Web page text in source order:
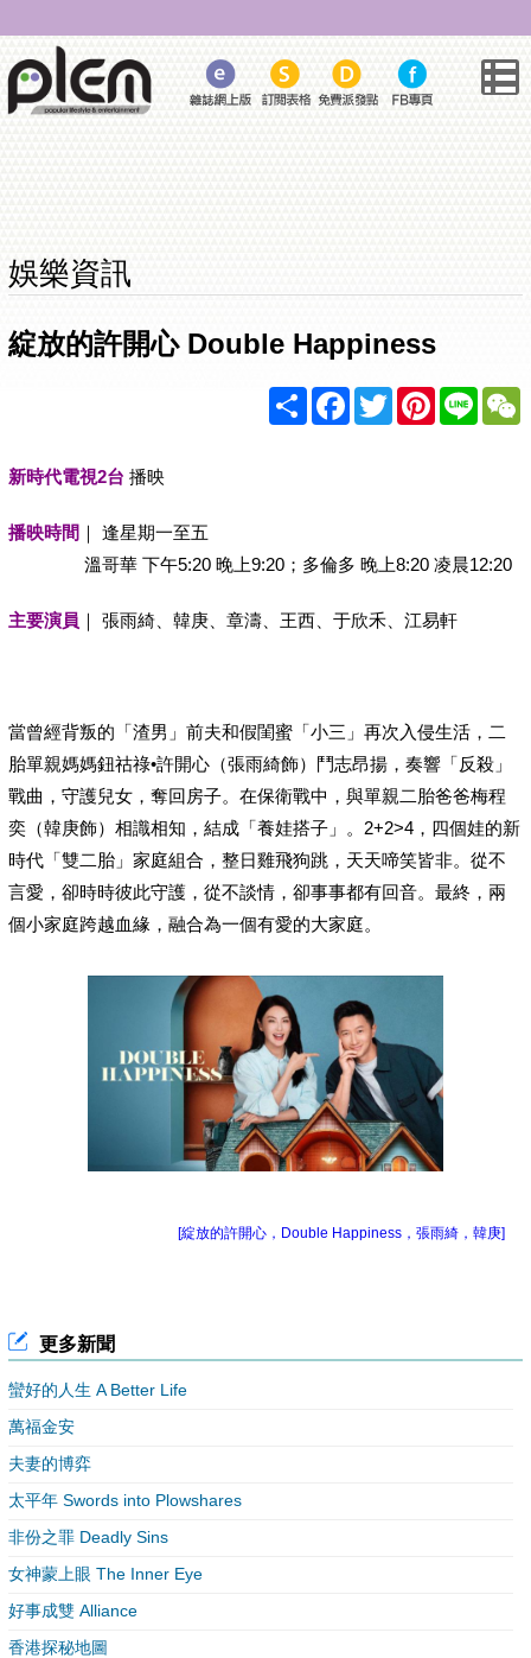
娛樂資訊
綻放的許開心 Double Happiness
ShareFacebook
TwitterPinterest
Line
新時代電視2台 播映
播映時間 ｜ 逢星期一至五
溫哥華 下午5:20 晚上9:20；多倫多 晚上8:20 凌晨12:20
主要演員 ｜ 張雨綺、韓庚、章濤、王西、于欣禾、江易軒
當曾經背叛的「渣男」前夫和假閨蜜「小三」再次入侵生活，二
胎單親媽媽鈕祜祿•許開心（張雨綺飾）鬥志昂揚，奏響「反殺」
戰曲，守護兒女，奪回房子。在保衛戰中，與單親二胎爸爸梅程
奕（韓庚飾）相識相知，結成「養娃搭子」。2+2>4，四個娃的新
時代「雙二胎」家庭組合，整日雞飛狗跳，天天啼笑皆非。從不
言愛，卻時時彼此守護，從不談情，卻事事都有回音。最終，兩
個小家庭跨越血緣，融合為一個有愛的大家庭。
[綻放的許開心，Double Happiness，張雨綺，韓庚]
更多新聞
蠻好的人生 A Better Life
萬福金安
夫妻的博弈
太平年 Swords into Plowshares
非份之罪 Deadly Sins
女神蒙上眼 The Inner Eye
好事成雙 Alliance
香港探秘地圖